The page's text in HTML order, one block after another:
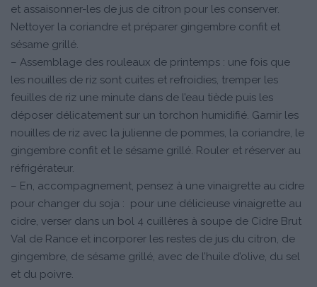
et assaisonner-les de jus de citron pour les conserver.
Nettoyer la coriandre et préparer gingembre confit et
sésame grillé.
– Assemblage des rouleaux de printemps : une fois que
les nouilles de riz sont cuites et refroidies, tremper les
feuilles de riz une minute dans de l’eau tiède puis les
déposer délicatement sur un torchon humidifié. Garnir les
nouilles de riz avec la julienne de pommes, la coriandre, le
gingembre confit et le sésame grillé. Rouler et réserver au
réfrigérateur.
– En, accompagnement, pensez à une vinaigrette au cidre
pour changer du soja : pour une délicieuse vinaigrette au
cidre, verser dans un bol 4 cuillères à soupe de Cidre Brut
Val de Rance et incorporer les restes de jus du citron, de
gingembre, de sésame grillé, avec de l’huile d’olive, du sel
et du poivre.